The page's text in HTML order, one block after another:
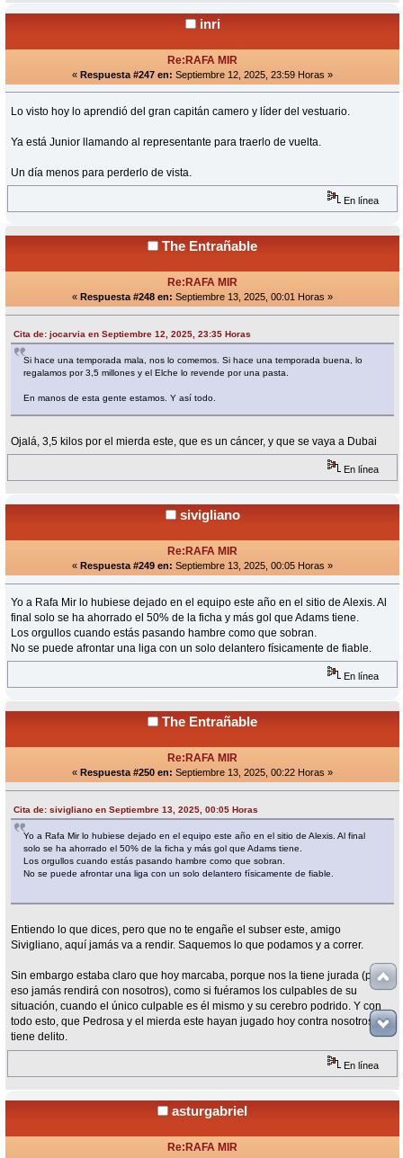
inri
Re:RAFA MIR
« Respuesta #247 en: Septiembre 12, 2025, 23:59 Horas »
Lo visto hoy lo aprendió del gran capitán camero y líder del vestuario.
Ya está Junior llamando al representante para traerlo de vuelta.
Un día menos para perderlo de vista.
En línea
The Entrañable
Re:RAFA MIR
« Respuesta #248 en: Septiembre 13, 2025, 00:01 Horas »
Cita de: jocarvia en Septiembre 12, 2025, 23:35 Horas
Si hace una temporada mala, nos lo comemos. Si hace una temporada buena, lo
regalamos por 3,5 millones y el Elche lo revende por una pasta.
En manos de esta gente estamos. Y así todo.
Ojalá, 3,5 kilos por el mierda este, que es un cáncer, y que se vaya a Dubai
En línea
sivigliano
Re:RAFA MIR
« Respuesta #249 en: Septiembre 13, 2025, 00:05 Horas »
Yo a Rafa Mir lo hubiese dejado en el equipo este año en el sitio de Alexis. Al
final solo se ha ahorrado el 50% de la ficha y más gol que Adams tiene.
Los orgullos cuando estás pasando hambre como que sobran.
No se puede afrontar una liga con un solo delantero físicamente de fiable.
En línea
The Entrañable
Re:RAFA MIR
« Respuesta #250 en: Septiembre 13, 2025, 00:22 Horas »
Cita de: sivigliano en Septiembre 13, 2025, 00:05 Horas
Yo a Rafa Mir lo hubiese dejado en el equipo este año en el sitio de Alexis. Al final
solo se ha ahorrado el 50% de la ficha y más gol que Adams tiene.
Los orgullos cuando estás pasando hambre como que sobran.
No se puede afrontar una liga con un solo delantero físicamente de fiable.
Entiendo lo que dices, pero que no te engañe el subser este, amigo
Sivigliano, aquí jamás va a rendir. Saquemos lo que podamos y a correr.
Sin embargo estaba claro que hoy marcaba, porque nos la tiene jurada (por
eso jamás rendirá con nosotros), como si fuéramos los culpables de su
situación, cuando el único culpable es él mismo y su cerebro podrido. Y con
todo esto, que Pedrosa y el mierda este hayan jugado hoy contra nosotros
tiene delito.
En línea
asturgabriel
Re:RAFA MIR